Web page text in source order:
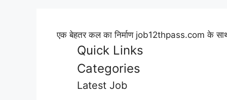
एक बेहतर कल का निर्माण job12thpass.com के
Quick Links
Categories
Latest Job